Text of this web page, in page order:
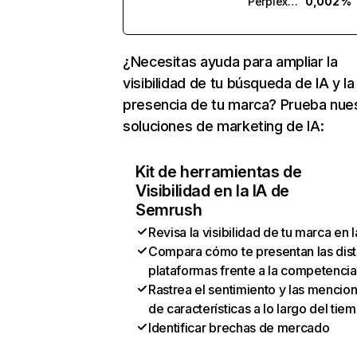
¿Necesitas ayuda para ampliar la
visibilidad de tu búsqueda de IA y la
presencia de tu marca? Prueba
soluciones de marketing de IA:
Kit de herramientas de
Visibilidad en la IA de
Semrush
Revisa la visibilidad de tu marca en
Compara cómo te presentan las
plataformas frente a la competencia
Rastrea el sentimiento y las
de características a lo largo del
Identificar brechas de mercado